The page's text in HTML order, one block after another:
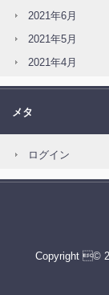
2021年6月
2021年5月
2021年4月
メタ
ログイン
Copyright ©